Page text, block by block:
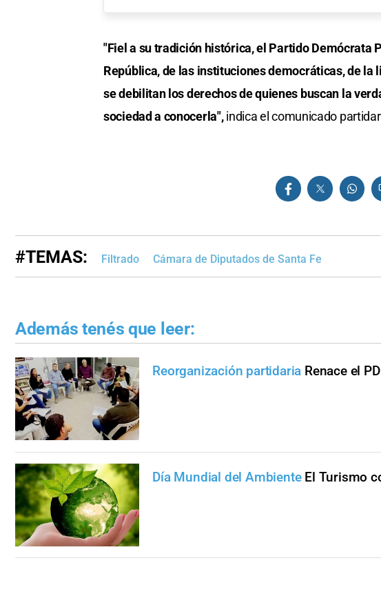
"Fiel a su tradición histórica, el Partido Demócrata
República, de las instituciones democráticas, de
se debilitan los derechos de quienes buscan la
sociedad a conocerla",indica el comunicado
#TEMAS: Filtrado Cámara de Diputados de Santa Fe
Además tenés que leer:
Reorganización partidaria Renace el
Día Mundial del Ambiente El Turismo